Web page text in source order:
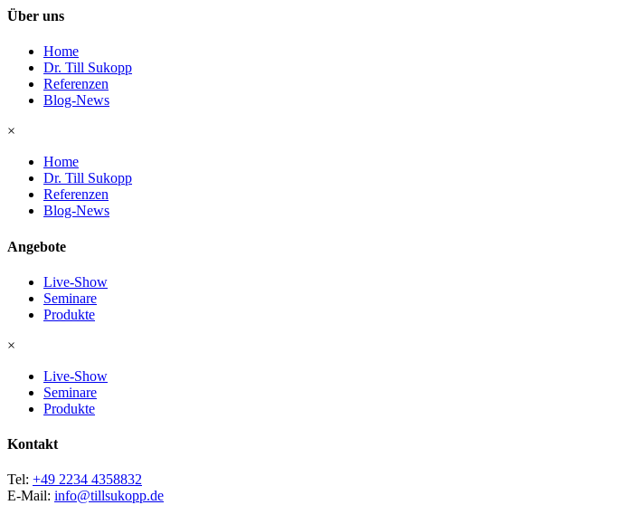
Über uns
Home
Dr. Till Sukopp
Referenzen
Blog-News
×
Home
Dr. Till Sukopp
Referenzen
Blog-News
Angebote
Live-Show
Seminare
Produkte
×
Live-Show
Seminare
Produkte
Kontakt
Tel: +49 2234 4358832
E-Mail: info@tillsukopp.de